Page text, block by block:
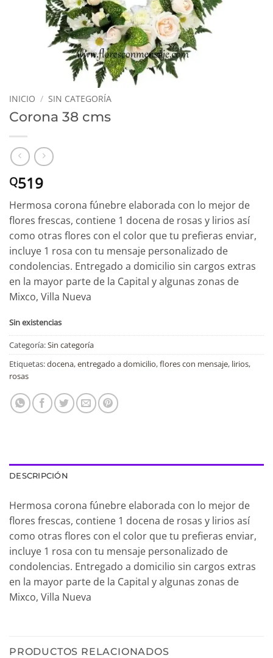
INICIO / SIN CATEGORÍA
Corona 38 cms
Q519
Hermosa corona fúnebre elaborada con lo mejor de
flores frescas, contiene 1 docena de rosas y lirios así
como otras flores con el color que tu prefieras enviar,
incluye 1 rosa con tu mensaje personalizado de
condolencias. Entregado a domicilio sin cargos extras
en la mayor parte de la Capital y algunas zonas de
Mixco, Villa Nueva
Sin existencias
Categoría:Sin categoría
Etiquetas:docena,entregado a domicilio,flores con mensaje, lirios,
rosas
DESCRIPCIÓN
Hermosa corona fúnebre elaborada con lo mejor de
flores frescas, contiene 1 docena de rosas y lirios así
como otras flores con el color que tu prefieras enviar,
incluye 1 rosa con tu mensaje personalizado de
condolencias. Entregado a domicilio sin cargos extras
en la mayor parte de la Capital y algunas zonas de
Mixco, Villa Nueva
PRODUCTOS RELACIONADOS